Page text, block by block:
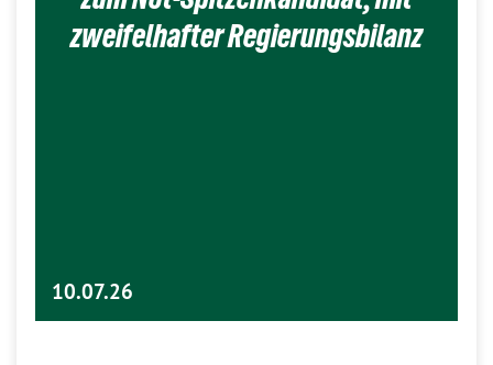
zweifelhafter Regierungsbilanz
10.07.26